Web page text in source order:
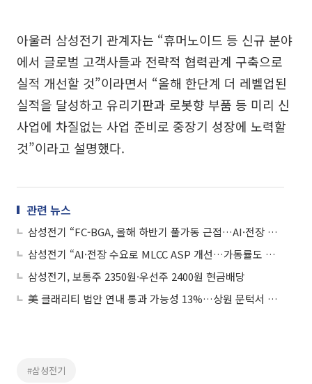
아울러 삼성전기 관계자는 “휴머노이드 등 신규 분야
에서 글로벌 고객사들과 전략적 협력관계 구축으로
실적 개선할 것”이라면서 “올해 한단계 더 레벨업된
실적을 달성하고 유리기판과 로봇향 부품 등 미리 신
사업에 차질없는 사업 준비로 중장기 성장에 노력할
것”이라고 설명했다.
관련 뉴스
삼성전기 “FC-BGA, 올해 하반기 풀가동 근접…AI·전장 수요에 캐파 증설 적극 추진”
삼성전기 “AI·전장 수요로 MLCC ASP 개선…가동률도 두 자릿수 성장”
삼성전기, 보통주 2350원·우선주 2400원 현금배당
美 클래리티 법안 연내 통과 가능성 13%…상원 문턱서 제동
#삼성전기